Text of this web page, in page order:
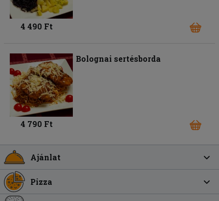
4 490 Ft
Bolognai sertésborda
4 790 Ft
Ajánlat
Pizza